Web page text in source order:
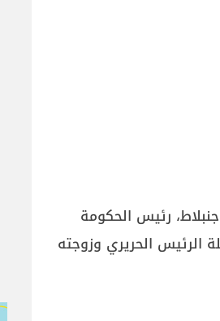
رئيس الحكومة
الرئيس الحريري وزوجته